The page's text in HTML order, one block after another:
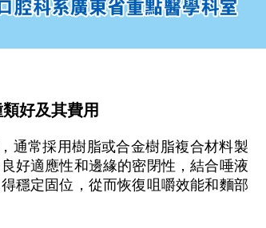
好及其費用
通常採用樹脂或合金樹脂複合材料製
好適應性和邊緣的密閉性，結合唾液
穩定固位，從而恢復咀嚼效能和麵部